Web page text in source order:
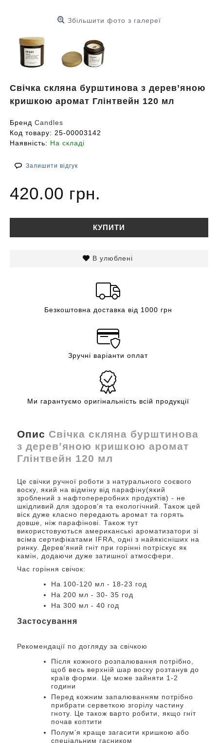
Збільшити фото з галереї
Свічка скляна бурштинова з дерев’яною
кришкою аромат Глінтвейн 120 мл
Бренд Candles
Код товару: 25-00003142
Наявність: На складі
Залишити відгук
420.00 грн.
КУПИТИ
В улюблені
Безкоштовна доставка від 1000 грн
Зручні варіанти оплат
Ми гарантуємо оригінальність всій продукції
Опис Свічка скляна бурштинова
з дерев’яною кришкою аромат
Глінтвейн 120 мл
Це свічки ручної роботи з натурального соєвого
воску, який на відміну від парафіну(який
зроблений з нафтопереробних продуктів) - не
шкідливий для здоровʼя та екологічний. Також цей
віск дуже класно передають аромат та горять
довше, ніж парафінові. Також тут
використовуються американські ароматизатори зі
всіма сертифікатами IFRA, одні з найякісніших на
ринку. Деревʼяний гніт при горінні потріскує як
камін, додаючи дуже затишної атмосфери.
Час горіння свічок:
На 100-120 мл - 18-23 год
На 200 мл - 30- 35 год
На 300 мл - 40 год
Застосування
Рекомендації по догляду за свічкою
Після кожного розпалювання потрібно,
щоб весь верхній шар воску розтанув до
країв форми. Це може зайняти 1-2
години
Перед кожним запалюванням потрібно
прибрати серветкою згорілу частину
гноту. Це також варто робити, якщо гніт
почав коптити
Полум’я краще загасити кришкою або
спеціальним гасником